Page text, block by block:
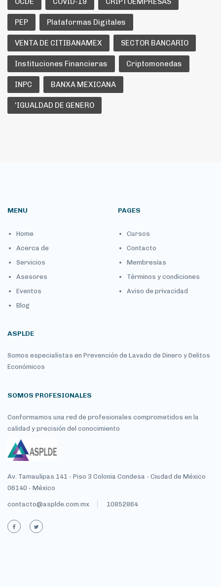
PEP Plataformas Digitales
VENTA DE CITIBANAMEX SECTOR BANCARIO
Instituciones Financieras Criptomonedas
INPC BANXA MEXICANA
'IGUALDAD DE GENERO
MENU
Home
Acerca de
Servicios
Asesores
Eventos
Blog
PAGES
Cursos
Contacto
Membresías
Términos y condiciones
Aviso de privacidad
ASPLDE
Somos especialistas en Prevención de Lavado de Dinero y Delitos
Económicos
SOMOS PROFESIONALES
Conformamos una red de profesionales comprometidos en la
calidad y precisión del conocimiento
Av. Tamaulipas 141 - Piso 3 Colonia Condesa - Ciudad de México
06140 - México
contacto@asplde.com.mx 10852864